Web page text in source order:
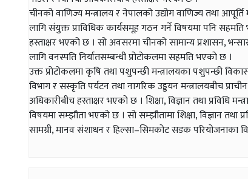
चीनको वाणिज्य मन्त्रालय र नेपालको उद्योग वाणिज्य तथा
लागि संयुक्त प्राविधिक कार्यसमूह गठन गर्ने विषयमा पनि
हस्ताक्षर भएको छ । सो अवसरमा चीनको सामान्य प्रशासन,
लागि वनस्पति निर्यातसम्बन्धी प्रोटोकलमा सहमति भएको छ ।
उक्त प्रोटोकलमा कृषि तथा पशुपन्छी मन्त्रालयका पशुपन्छी
विभाग र सस्कृति पर्यटन तथा नागरिक उड्डयन मन्त्रालयबीच
अधिकारीबीच हस्ताक्षर भएको छ । शिक्षा, विज्ञान तथा प्रविधि
विषयमा सम्झौता भएको छ । सो सम्झौतामा शिक्षा, विज्ञान तथा
सामग्री, मानव संशाधन र हिल्सा–सिमकोट सडक परियोजनाका